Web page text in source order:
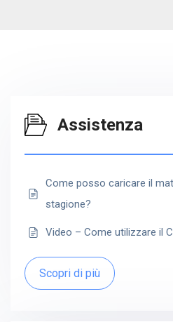
Assistenza
Come posso caricare il
stagione?
Video – Come utilizzare il
Scopri di più